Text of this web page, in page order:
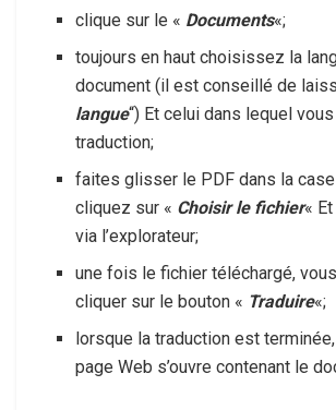
clique sur le « Documents«;
toujours en haut choisissez la
document (il est conseillé de
langue“) Et celui dans lequel
traduction;
faites glisser le PDF dans la
cliquez sur « Choisir le fichier«
via l’explorateur;
une fois le fichier téléchargé,
cliquer sur le bouton « Traduire«;
lorsque la traduction est
page Web s’ouvre contenant le